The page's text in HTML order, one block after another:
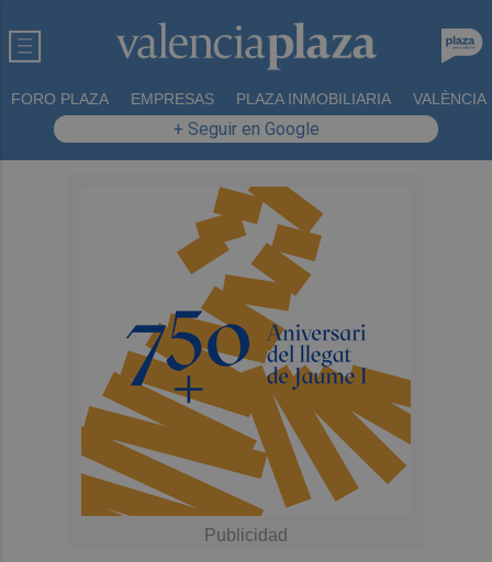
FORO PLAZA EMPRESAS PLAZA INMOBILIARIA VALÈNCIA
+ Seguir en Google